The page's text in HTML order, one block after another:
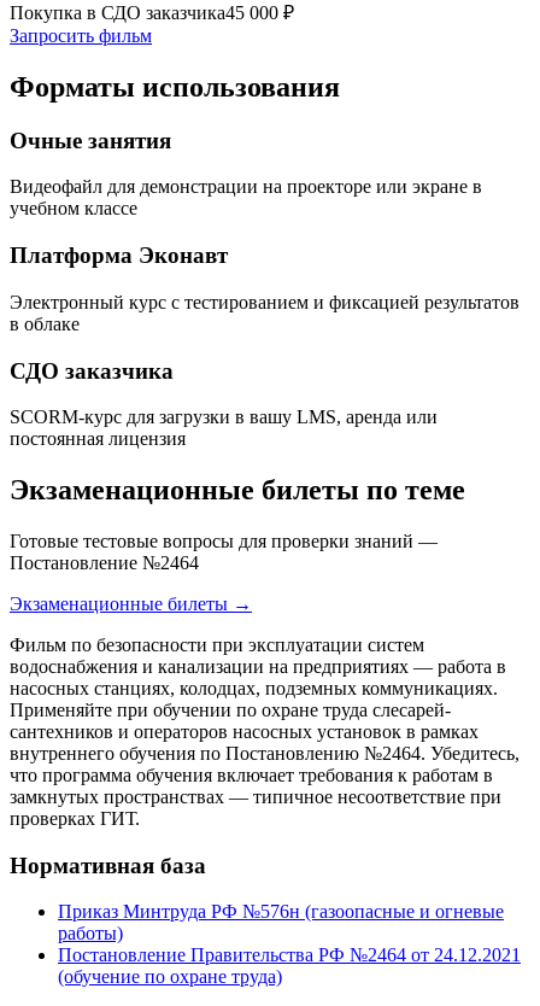
Покупка в СДО заказчика45 000 ₽
Запросить фильм
Форматы использования
Очные занятия
Видеофайл для демонстрации на проекторе или экране в
учебном классе
Платформа Эконавт
Электронный курс с тестированием и фиксацией результатов
в облаке
СДО заказчика
SCORM-курс для загрузки в вашу LMS, аренда или
постоянная лицензия
Экзаменационные билеты по теме
Готовые тестовые вопросы для проверки знаний —
Постановление №2464
Экзаменационные билеты →
Фильм по безопасности при эксплуатации систем
водоснабжения и канализации на предприятиях — работа в
насосных станциях, колодцах, подземных коммуникациях.
Применяйте при обучении по охране труда слесарей-
сантехников и операторов насосных установок в рамках
внутреннего обучения по Постановлению №2464. Убедитесь,
что программа обучения включает требования к работам в
замкнутых пространствах — типичное несоответствие при
проверках ГИТ.
Нормативная база
Приказ Минтруда РФ №576н (газоопасные и огневые
работы)
Постановление Правительства РФ №2464 от 24.12.2021
(обучение по охране труда)